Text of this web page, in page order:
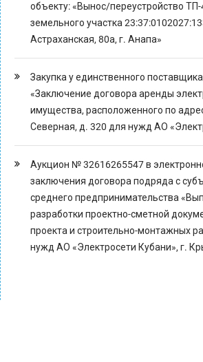
объекту: «Вынос/переустройство
земельного участка
Астраханская, 80а, г. Анапа»
Закупка у единственного
«Заключение договора аренды
имущества, расположенного по
Северная, д. 320 для нужд АО
Аукцион № 32616265547 в
заключения договора подряда с
среднего предпринимательства
разработки проектно-сметной
проекта и строительно-монтажных
нужд АО «Электросети Кубани», г.